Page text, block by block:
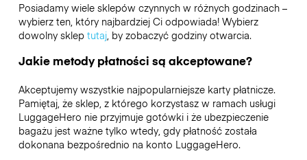
Posiadamy wiele sklepów czynnych w różnych godzinach –
wybierz ten, który najbardziej Ci odpowiada! Wybierz
dowolny sklep tutaj, by zobaczyć godziny otwarcia.
Jakie metody płatności są akceptowane?
Akceptujemy wszystkie najpopularniejsze karty płatnicze.
Pamiętaj, że sklep, z którego korzystasz w ramach usługi
LuggageHero nie przyjmuje gotówki i że ubezpieczenie
bagażu jest ważne tylko wtedy, gdy płatność została
dokonana bezpośrednio na konto LuggageHero.